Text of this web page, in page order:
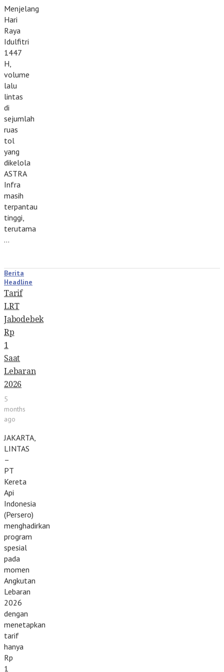
Menjelang
Hari
Raya
Idulfitri
1447
H,
volume
lalu
lintas
di
sejumlah
ruas
tol
yang
dikelola
ASTRA
Infra
masih
terpantau
tinggi,
terutama
…
Berita
Headline
Tarif
LRT
Jabodebek
Rp
1
Saat
Lebaran
2026
5
months
ago
JAKARTA,
LINTAS
–
PT
Kereta
Api
Indonesia
(Persero)
menghadirkan
program
spesial
pada
momen
Angkutan
Lebaran
2026
dengan
menetapkan
tarif
hanya
Rp
1